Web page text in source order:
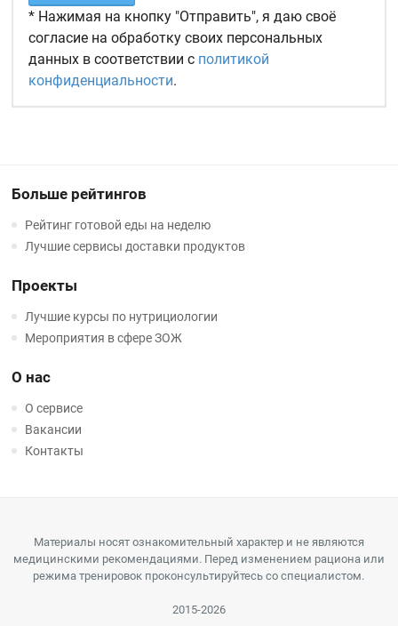
* Нажимая на кнопку "Отправить", я даю своё
согласие на обработку своих персональных
данных в соответствии с политикой
конфиденциальности.
Больше рейтингов
Рейтинг готовой еды на неделю
Лучшие сервисы доставки продуктов
Проекты
Лучшие курсы по нутрициологии
Мероприятия в сфере ЗОЖ
О нас
О сервисе
Вакансии
Контакты
Материалы носят ознакомительный характер и не являются
медицинскими рекомендациями. Перед изменением рациона или
режима тренировок проконсультируйтесь со специалистом.
2015-2026